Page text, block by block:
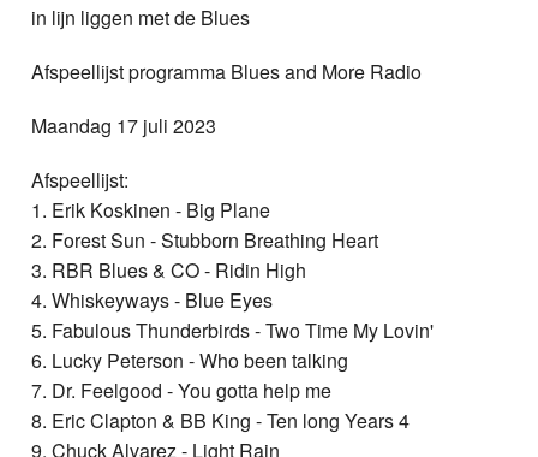
in lijn liggen met de Blues
Afspeellijst programma Blues and More Radio
Maandag 17 juli 2023
Afspeellijst:
1. Erik Koskinen - Big Plane
2. Forest Sun - Stubborn Breathing Heart
3. RBR Blues & CO - Ridin High
4. Whiskeyways - Blue Eyes
5. Fabulous Thunderbirds - Two Time My Lovin'
6. Lucky Peterson - Who been talking
7. Dr. Feelgood - You gotta help me
8. Eric Clapton & BB King - Ten long Years 4
9. Chuck Alvarez - Light Rain